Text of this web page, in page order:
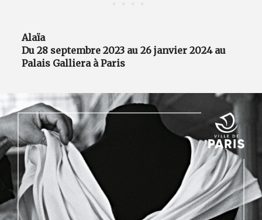
Alaïa
Du 28 septembre 2023 au 26 janvier 2024 au
Palais Galliera à Paris